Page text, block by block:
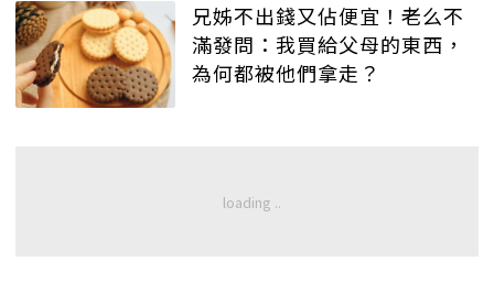
兄姊不出錢又佔便宜！老么不
滿發問：我買給父母的東西，
為何都被他們拿走？